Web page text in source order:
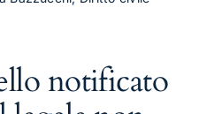
notificato